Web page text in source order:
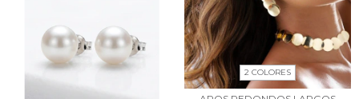
2 COLORES